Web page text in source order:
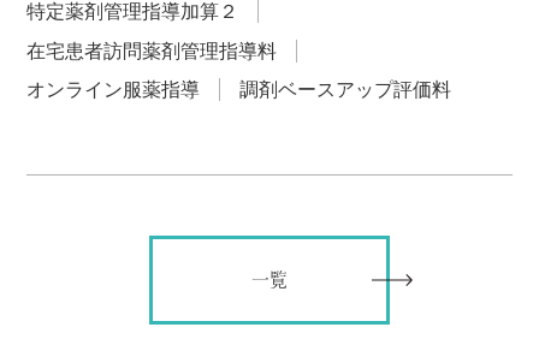
特定薬剤管理指導加算２
在宅患者訪問薬剤管理指導料
オンライン服薬指導
調剤ベースアップ評価料
一覧